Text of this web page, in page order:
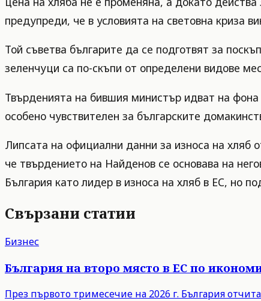
предупреди, че в условията на световна криза
Той съветва българите да се подготвят за
зеленчуци са по-скъпи от определени видове
Твърденията на бившия министър идват на
особено чувствителен за българските
Липсата на официални данни за износа на хляб
че твърдението на Найденов се основава на
България като лидер в износа на хляб в ЕС, но
Свързани статии
Бизнес
България на второ място в ЕС по
През първото тримесечие на 2026 г. България